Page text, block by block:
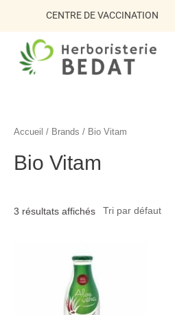
CENTRE DE VACCINATION
Accueil / Brands / Bio Vitam
Bio Vitam
3 résultats affichés